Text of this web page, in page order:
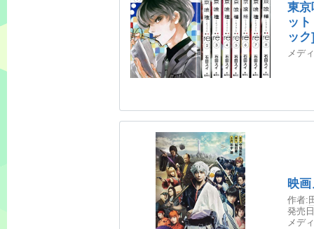
東京
ッ
ッ
01
メデ
映
作者:
発売
メデ